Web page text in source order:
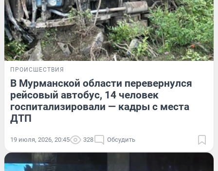
ПРОИСШЕСТВИЯ
В Мурманской области перевернулся
рейсовый автобус, 14 человек
госпитализировали — кадры с места
ДТП
19 июля, 2026, 20:45 328 Обсудить